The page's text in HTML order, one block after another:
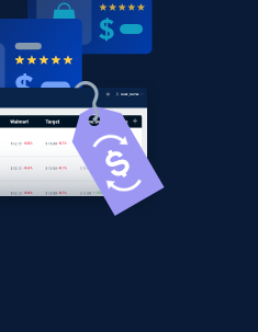
dataset
Description, Initial
Reviews count, and
今すぐ始める